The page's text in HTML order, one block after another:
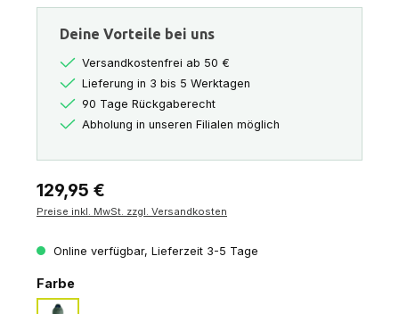
Deine Vorteile bei uns
Versandkostenfrei ab 50 €
Lieferung in 3 bis 5 Werktagen
90 Tage Rückgaberecht
Abholung in unseren Filialen möglich
Regulärer Preis:
129,95 €
Preise inkl. MwSt. zzgl. Versandkosten
Online verfügbar, Lieferzeit 3-5 Tage
Farbeauswählen